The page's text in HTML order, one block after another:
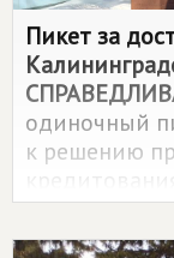
Пикет за
одиночный
к решению